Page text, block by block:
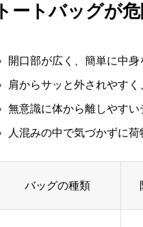
トートバッグが
開口部が広く、簡単に中
肩からサッと外されやす
無意識に体から離しやすい
人混みの中で気づかずに
バッグの種類